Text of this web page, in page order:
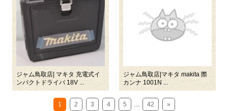
ジャム鳥取店| マキタ 充電式イ
ンパクトドライバ 18V ...
ジャム鳥取店|マキタ makita 際
カンナ 1001N ...
1 2 3 4 5 42 »